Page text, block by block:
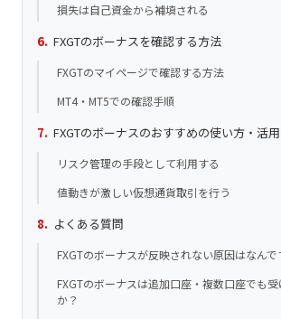
損失は自己資金から補填される
FXGTのボーナスを確認する方法
FXGTのマイページで確認する方法
MT4・MT5での確認手順
FXGTのボーナスのおすすめの使い方・活
リスク管理の手段として利用する
値動きが激しい仮想通貨取引を行う
よくある質問
FXGTのボーナスが反映されない原因はなんで
FXGTのボーナスは追加口座・複数口座でも
か？